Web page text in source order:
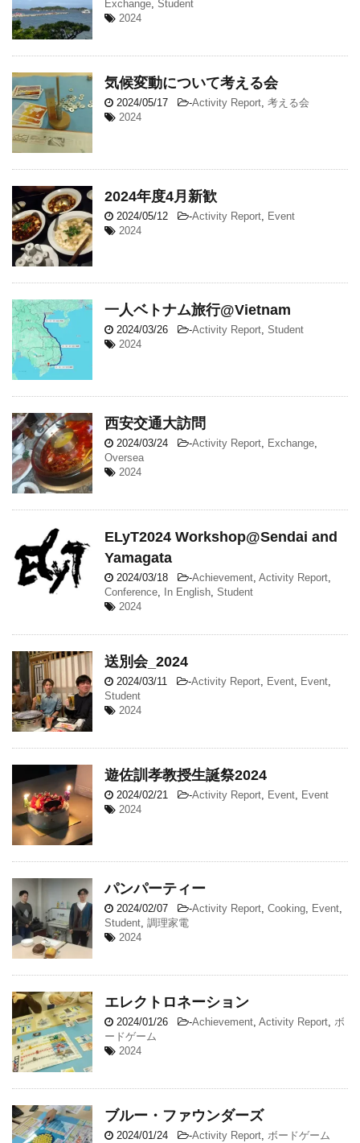
Exchange, Student
2024
気候変動について考える会
2024/05/17 -Activity Report, 考える会
2024
2024年度4月新歓
2024/05/12 -Activity Report, Event
2024
一人ベトナム旅行@Vietnam
2024/03/26 -Activity Report, Student
2024
西安交通大訪問
2024/03/24 -Activity Report, Exchange,
Oversea
2024
ELyT2024 Workshop@Sendai and
Yamagata
2024/03/18 -Achievement, Activity Report,
Conference, In English, Student
2024
送別会_2024
2024/03/11 -Activity Report, Event, Event,
Student
2024
遊佐訓孝教授生誕祭2024
2024/02/21 -Activity Report, Event, Event
2024
パンパーティー
2024/02/07 -Activity Report, Cooking, Event,
Student, 調理家電
2024
エレクトロネーション
2024/01/26 -Achievement, Activity Report, ボ
ードゲーム
2024
ブルー・ファウンダーズ
2024/01/24 -Activity Report, ボードゲーム